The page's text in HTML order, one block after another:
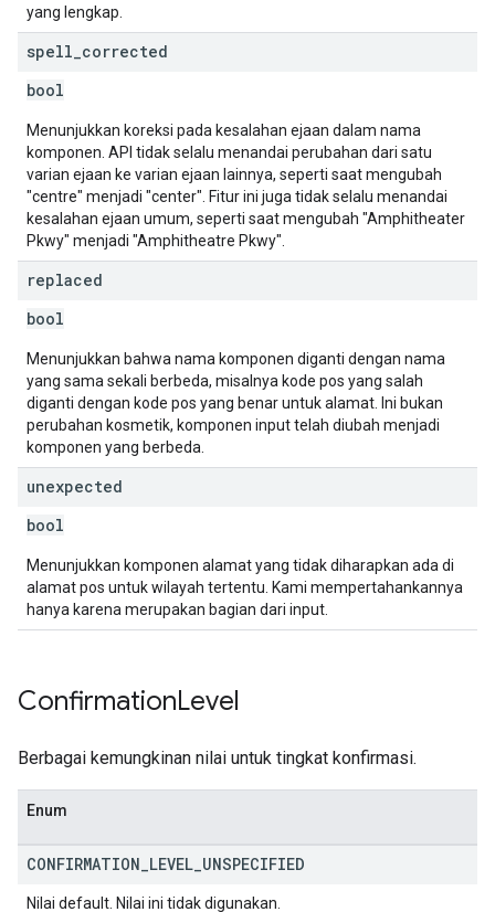
yang lengkap.
spell corrected
bool
Menunjukkan koreksi pada kesalahan ejaan dalam nama
komponen. API tidak selalu menandai perubahan dari satu
varian ejaan ke varian ejaan lainnya, seperti saat mengubah
"centre" menjadi "center". Fitur ini juga tidak selalu menandai
kesalahan ejaan umum, seperti saat mengubah "Amphitheater
Pkwy" menjadi "Amphitheatre Pkwy".
replaced
bool
Menunjukkan bahwa nama komponen diganti dengan nama
yang sama sekali berbeda, misalnya kode pos yang salah
diganti dengan kode pos yang benar untuk alamat. Ini bukan
perubahan kosmetik, komponen input telah diubah menjadi
komponen yang berbeda.
unexpected
bool
Menunjukkan komponen alamat yang tidak diharapkan ada di
alamat pos untuk wilayah tertentu. Kami mempertahankannya
hanya karena merupakan bagian dari input.
ConfirmationLevel
Berbagai kemungkinan nilai untuk tingkat konfirmasi.
Enum
CONFIRMATION LEVEL UNSPECIFIED
Nilai default. Nilai ini tidak digunakan.